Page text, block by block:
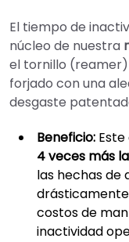
El tiempo de
núcleo de nuestra
el tornillo
forjado con una
desgaste
Beneficio:
4 veces más
las hechas de
costos de
inactividad